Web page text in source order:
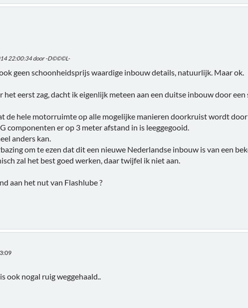
22:00:34 door -D©©©L-
geen schoonheidsprijs waardige inbouw details, natuurlijk. Maar ok.
het eerst zag, dacht ik eigenlijk meteen aan een duitse inbouw door
de hele motorruimte op alle mogelijke manieren doorkruist wordt door
componenten er op 3 meter afstand in is leeggegooid.
anders kan.
om te ezen dat dit een nieuwe Nederlandse inbouw is van een
zal het best goed werken, daar twijfel ik niet aan.
aan het nut van Flashlube ?
ook nogal ruig weggehaald..